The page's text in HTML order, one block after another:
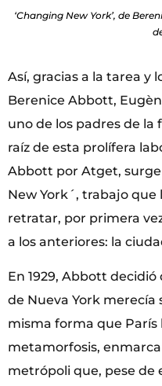
‘Changing New York’, de
Así, gracias a la tarea y
Berenice Abbott,
uno de los padres de
raíz de esta prolífera
Abbott por Atget,
New York´, trabajo
retratar, por primera
a los anteriores: la
En 1929, Abbott
de Nueva York merecía
misma forma que París
metamorfosis,
metrópoli que, pese de